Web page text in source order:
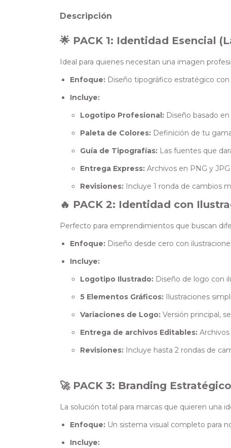
Descripción
🌟 PACK 1: Identidad Esencial
Ideal para quienes necesitan una imagen
Enfoque: Diseño tipográfico estratégico
Incluye:
Logotipo Profesional: Diseño basado
Paleta de Colores: Definición de tu
Guía de Tipografías: Las fuentes que
Entrega Express: Archivos en PNG y JPG
Revisiones: Incluye 1 ronda de cambios
🔥 PACK 2: Identidad con
Perfecto para emprendimientos que buscan
Enfoque: Diseño desde cero con
Incluye:
Logotipo Ilustrado: Diseño de logo con
5 Elementos Gráficos: Ilustraciones
Variaciones de Logo: Versión principal,
Entrega de archivos Editables:
Revisiones: Incluye hasta 2 rondas de
🚀 PACK 3: Branding
La solución total para marcas que quieren una
Enfoque: Un sistema visual completo para
Incluye: